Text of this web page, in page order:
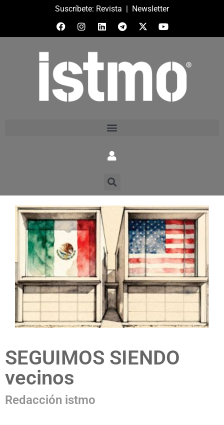
Suscríbete: Revista | Newsletter
SEGUIMOS SIENDO
vecinos
Redacción istmo